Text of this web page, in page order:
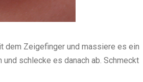
dem Zeigefinger und massiere es ein
schlecke es danach ab. Schmeckt